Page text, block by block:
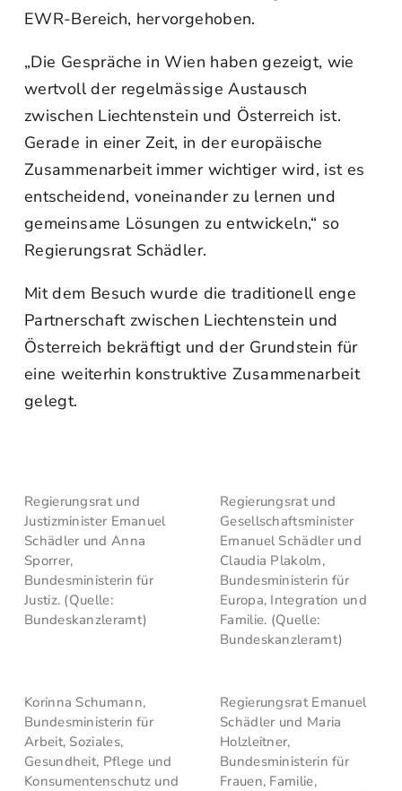
EWR-Bereich, hervorgehoben.
„Die Gespräche in Wien haben gezeigt, wie
wertvoll der regelmässige Austausch
zwischen Liechtenstein und Österreich ist.
Gerade in einer Zeit, in der europäische
Zusammenarbeit immer wichtiger wird, ist es
entscheidend, voneinander zu lernen und
gemeinsame Lösungen zu entwickeln,“ so
Regierungsrat Schädler.
Mit dem Besuch wurde die traditionell enge
Partnerschaft zwischen Liechtenstein und
Österreich bekräftigt und der Grundstein für
eine weiterhin konstruktive Zusammenarbeit
gelegt.
Regierungsrat und
Justizminister Emanuel
Schädler und Anna
Sporrer,
Bundesministerin für
Justiz. (Quelle:
Bundeskanzleramt)
Regierungsrat und
Gesellschaftsminister
Emanuel Schädler und
Claudia Plakolm,
Bundesministerin für
Europa, Integration und
Familie. (Quelle:
Bundeskanzleramt)
Korinna Schumann,
Bundesministerin für
Arbeit, Soziales,
Gesundheit, Pflege und
Konsumentenschutz und
Regierungsrat Emanuel
Schädler und Maria
Holzleitner,
Bundesministerin für
Frauen, Familie,